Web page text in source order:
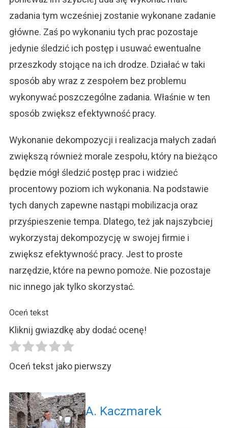
zadania tym wcześniej zostanie wykonane zadanie
główne. Zaś po wykonaniu tych prac pozostaje
jedynie śledzić ich postęp i usuwać ewentualne
przeszkody stojące na ich drodze. Działać w taki
sposób aby wraz z zespołem bez problemu
wykonywać poszczególne zadania. Właśnie w ten
sposób zwiększ efektywność pracy.
Wykonanie dekompozycji i realizacja małych zadań
zwiększą również morale zespołu, który na bieżąco
będzie mógł śledzić postęp prac i widzieć
procentowy poziom ich wykonania. Na podstawie
tych danych zapewne nastąpi mobilizacja oraz
przyśpieszenie tempa. Dlatego, też jak najszybciej
wykorzystaj dekompozycję w swojej firmie i
zwiększ efektywność pracy. Jest to proste
narzędzie, które na pewno pomoże. Nie pozostaje
nic innego jak tylko skorzystać.
Oceń tekst
Kliknij gwiazdkę aby dodać ocenę!
Oceń tekst jako pierwszy
A. Kaczmarek